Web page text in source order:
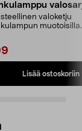
valoketju
muotoisilla
Lisää ostoskoriin